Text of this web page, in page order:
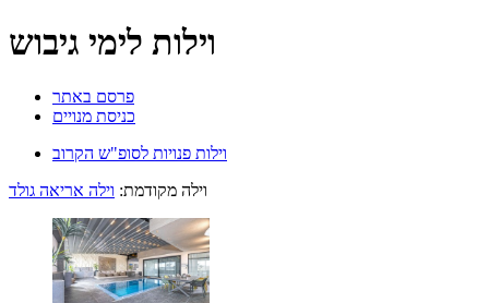
וילות לימי גיבוש
פרסם באתר
כניסת מנויים
וילות פנויות לסופ"ש הקרוב
וילה מקודמת: וילה אריאה גולד